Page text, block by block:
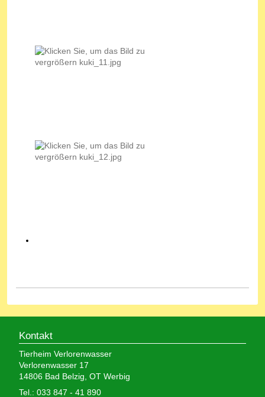
Kontakt
Tierheim Verlorenwasser
Verlorenwasser 17
14806 Bad Belzig, OT Werbig
Tel.: 033 847 - 41 890